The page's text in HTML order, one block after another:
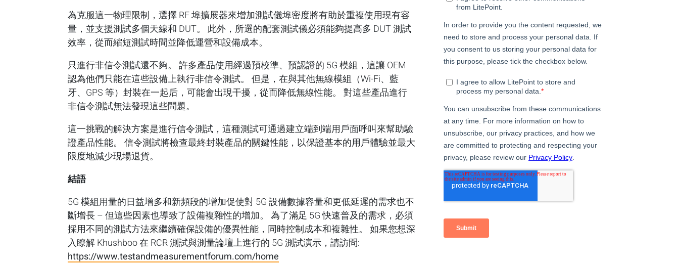
為克服這一物理限制，選擇 RF 埠擴展器來增加測試儀埠密度將有助於重複使用現有容
量，並支援測試多個天線和 DUT。 此外，所選的配套測試儀必須能夠提高多 DUT 測試
效率，從而縮短測試時間並降低運營和設備成本。
只進行非信令測試還不夠。 許多產品使用經過預校準、預認證的 5G 模組，這讓 OEM
認為他們只能在這些設備上執行非信令測試。 但是，在與其他無線模組（Wi-Fi、藍
牙、GPS 等）封裝在一起后，可能會出現干擾，從而降低無線性能。 對這些產品進行
非信令測試無法發現這些問題。
這一挑戰的解決方案是進行信令測試，這種測試可通過建立端到端用戶面呼叫來幫助驗
證產品性能。 信令測試將檢查最終封裝產品的關鍵性能，以保證基本的用戶體驗並最大
限度地減少現場退貨。
結語
5G 模組用量的日益增多和新頻段的增加促使對 5G 設備數據容量和更低延遲的需求也不
斷增長 – 但這些因素也導致了設備複雜性的增加。 為了滿足 5G 快速普及的需求，必須
採用不同的測試方法來繼續確保設備的優異性能，同時控制成本和複雜性。 如果您想深
入瞭解 Khushboo 在 RCR 測試與測量論壇上進行的 5G 測試演示，請訪問:
https://www.testandmeasurementforum.com/home